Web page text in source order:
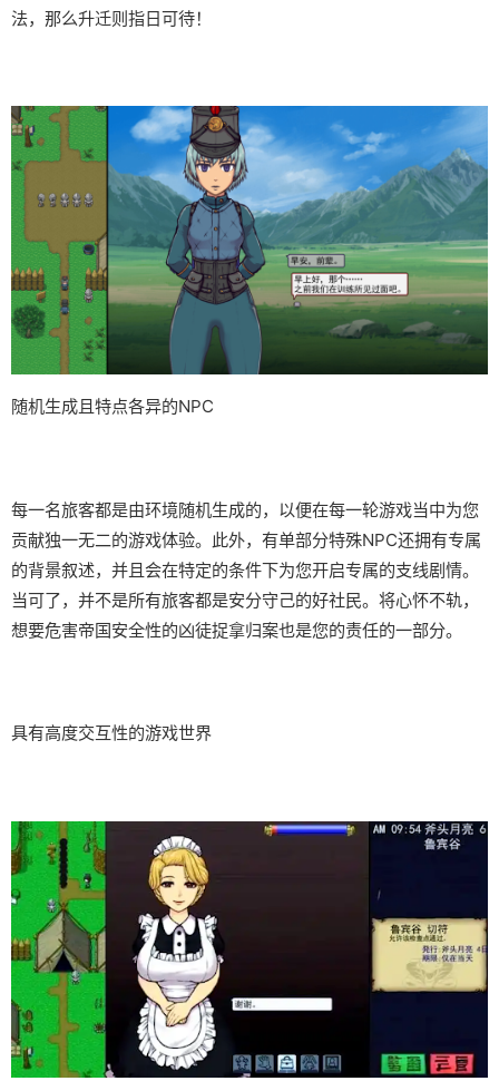
法，那么升迁则指日可待！
随机生成且特点各异的NPC
每一名旅客都是由环境随机生成的，以便在每一轮游戏当中为您
贡献独一无二的游戏体验。此外，有单部分特殊NPC还拥有专属
的背景叙述，并且会在特定的条件下为您开启专属的支线剧情。
当可了，并不是所有旅客都是安分守己的好社民。将心怀不轨，
想要危害帝国安全性的凶徒捉拿归案也是您的责任的一部分。
具有高度交互性的游戏世界